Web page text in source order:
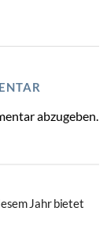
abzugeben.
Jahr bietet